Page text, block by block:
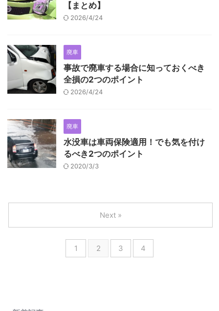
【まとめ】
2026/4/24
廃車
事故で廃車する場合に知っておくべき
全損の2つのポイント
2026/4/24
廃車
水没車は車両保険適用！でも気を付け
るべき2つのポイント
2020/3/3
1 2 3 4
Next »